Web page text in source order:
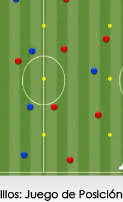
Juego de Posición